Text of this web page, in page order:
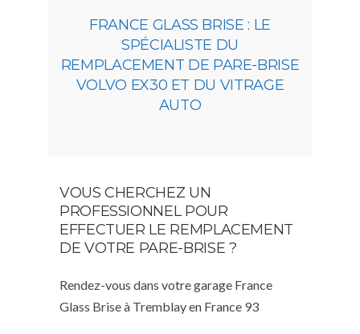
FRANCE GLASS BRISE : LE
SPÉCIALISTE DU
REMPLACEMENT DE PARE-BRISE
VOLVO EX30 ET DU VITRAGE
AUTO
VOUS CHERCHEZ UN
PROFESSIONNEL POUR
EFFECTUER LE REMPLACEMENT
DE VOTRE PARE-BRISE ?
Rendez-vous dans votre garage France
Glass Brise à Tremblay en France 93